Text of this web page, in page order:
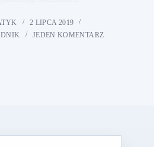
2 LIPCA 2019
JEDEN KOMENTARZ